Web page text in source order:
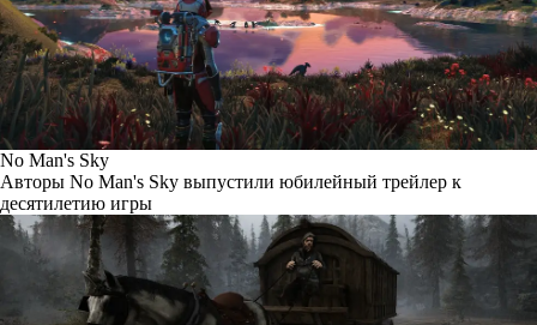
No Man's Sky
Авторы No Man's Sky выпустили юбилейный трейлер к
десятилетию игры